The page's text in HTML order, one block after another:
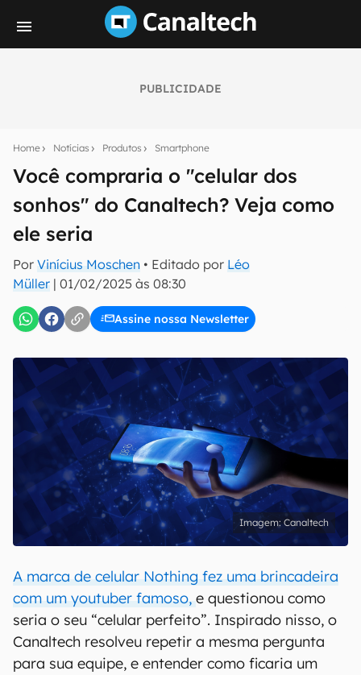
PUBLICIDADE
Home Notícias Produtos Smartphone
Você compraria o "celular dos
sonhos" do Canaltech? Veja como
ele seria
Por Vinícius Moschen • Editado por Léo
Müller | 01/02/2025 às 08:30
Assine nossa Newsletter
notícias e reviews sobre tecnologia em primeira
mão.
E-mail
inscreva-se
Confirmo que li, aceito e concordo com os Termos de
Uso e Política de Privacidade do Canaltech.
Canaltech
A marca de celular Nothing fez uma brincadeira
com um youtuber famoso, e questionou como
seria o seu “celular perfeito”. Inspirado nisso, o
Canaltech resolveu repetir a mesma pergunta
para sua equipe, e entender como ficaria um